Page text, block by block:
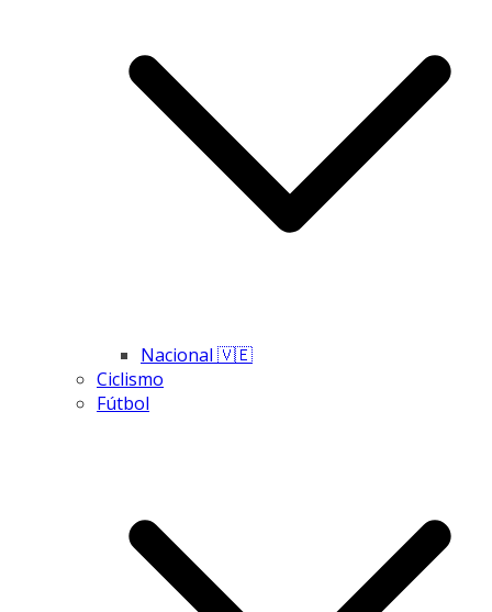
Nacional 🇻🇪
Ciclismo
Fútbol